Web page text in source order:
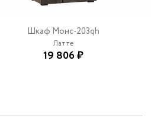
Шкаф Монс-203qh
Латте
19 806 ₽